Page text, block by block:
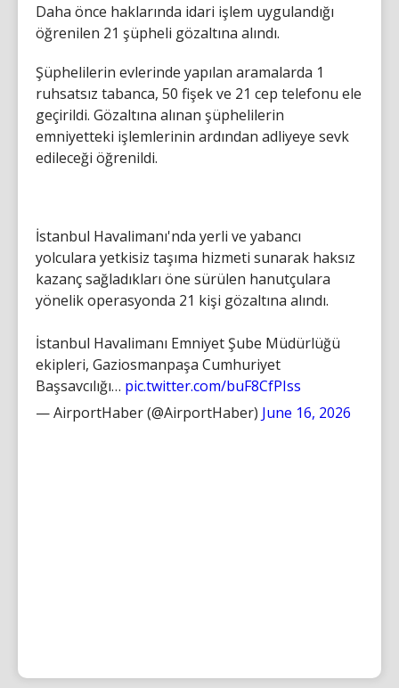
Daha önce haklarında idari işlem uygulandığı
öğrenilen 21 şüpheli gözaltına alındı.
Şüphelilerin evlerinde yapılan aramalarda 1
ruhsatsız tabanca, 50 fişek ve 21 cep telefonu ele
geçirildi. Gözaltına alınan şüphelilerin
emniyetteki işlemlerinin ardından adliyeye sevk
edileceği öğrenildi.
İstanbul Havalimanı'nda yerli ve yabancı
yolculara yetkisiz taşıma hizmeti sunarak haksız
kazanç sağladıkları öne sürülen hanutçulara
yönelik operasyonda 21 kişi gözaltına alındı.
İstanbul Havalimanı Emniyet Şube Müdürlüğü
ekipleri, Gaziosmanpaşa Cumhuriyet
Başsavcılığı… pic.twitter.com/buF8CfPIss
— AirportHaber (@AirportHaber) June 16, 2026